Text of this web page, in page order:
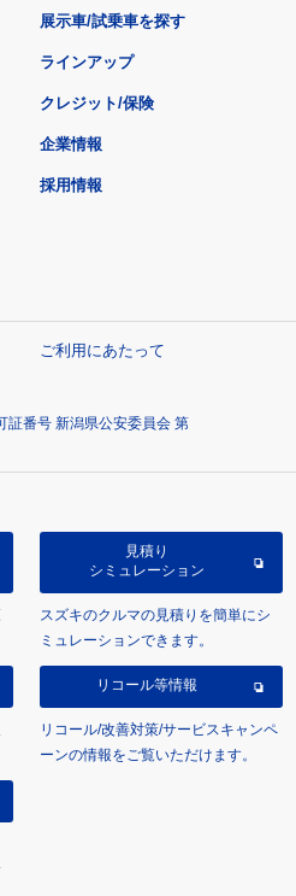
展示車/試乗車を探す
ラインアップ
クレジット/保険
企業情報
採用情報
ご利用にあたって
証番号 新潟県公安委員会 第
見積り
シミュレーション
スズキのクルマの見積りを簡単にシ
ミュレーションできます。
リコール等情報
リコール/改善対策/サービスキャンペ
ーンの情報をご覧いただけます。